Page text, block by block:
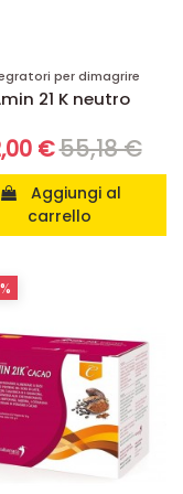
per dimagrire
21 K neutro
€55,18 €
carrello